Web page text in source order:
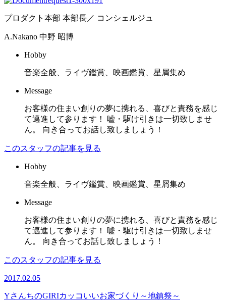
プロダクト本部 本部長／ コンシェルジュ
A.Nakano 中野 昭博
Hobby
音楽全般、ライヴ鑑賞、映画鑑賞、星屑集め
Message
お客様の住まい創りの夢に携れる、喜びと責務を感じ
て邁進して参ります！ 嘘・駆け引きは一切致しませ
ん。 向き合ってお話し致しましょう！
このスタッフの記事を見る
Hobby
音楽全般、ライヴ鑑賞、映画鑑賞、星屑集め
Message
お客様の住まい創りの夢に携れる、喜びと責務を感じ
て邁進して参ります！ 嘘・駆け引きは一切致しませ
ん。 向き合ってお話し致しましょう！
このスタッフの記事を見る
2017.02.05
YさんちのGIRIカッコいいお家づくり～地鎮祭～